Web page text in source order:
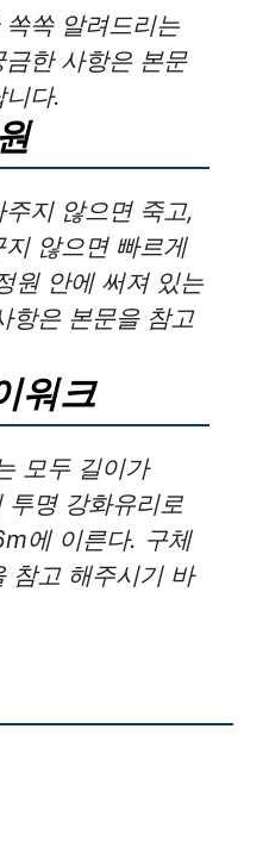
쏙 알려드리는
한 사항은 본문
다.
지 않으면 죽고,
않으면 빠르게
원 안에 써져 있는
항은 본문을 참고
워크
모두 길이가
투명 강화유리로
에 이른다. 구체
참고 해주시기 바